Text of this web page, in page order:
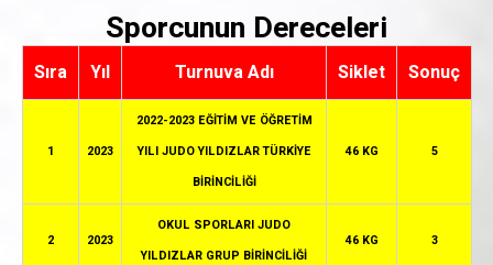
Sporcunun Dereceleri
Sıra Yıl Turnuva Adı Siklet Sonuç
1 2023
2022-2023 EĞİTİM VE ÖĞRETİM
YILI JUDO YILDIZLAR TÜRKİYE
BİRİNCİLİĞİ
46 KG 5
2 2023
OKUL SPORLARI JUDO
YILDIZLAR GRUP BİRİNCİLİĞİ
46 KG 3